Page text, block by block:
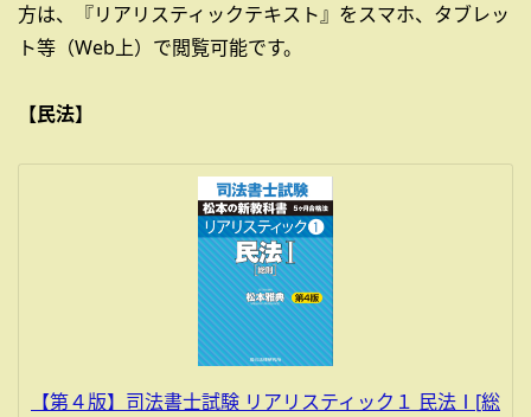
方は、『リアリスティックテキスト』をスマホ、タブレッ
ト等（Web上）で閲覧可能です。
【民法】
【第４版】司法書士試験 リアリスティック１ 民法Ⅰ[総